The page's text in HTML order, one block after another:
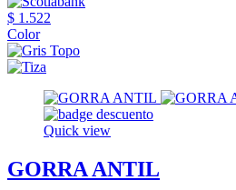
$ 1.522
Color
Quick view
GORRA ANTIL